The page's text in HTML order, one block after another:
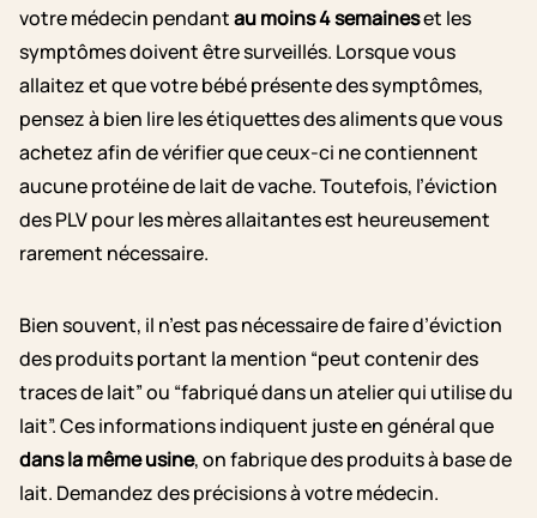
votre médecin pendantau moins 4 semaineset les
symptômes doivent être surveillés. Lorsque vous
allaitez et que votre bébé présente des symptômes,
pensez à bien lire les étiquettes des aliments que vous
achetez afin de vérifier que ceux-ci ne contiennent
aucune protéine de lait de vache. Toutefois, l’éviction
des PLV pour les mères allaitantes est heureusement
rarement nécessaire.
Bien souvent, il n’est pas nécessaire de faire d’éviction
des produits portant la mention “peut contenir des
traces de lait” ou “fabriqué dans un atelier qui utilise du
lait”. Ces informations indiquent juste en général que
dans la même usine, on fabrique des produits à base de
lait. Demandez des précisions à votre médecin.